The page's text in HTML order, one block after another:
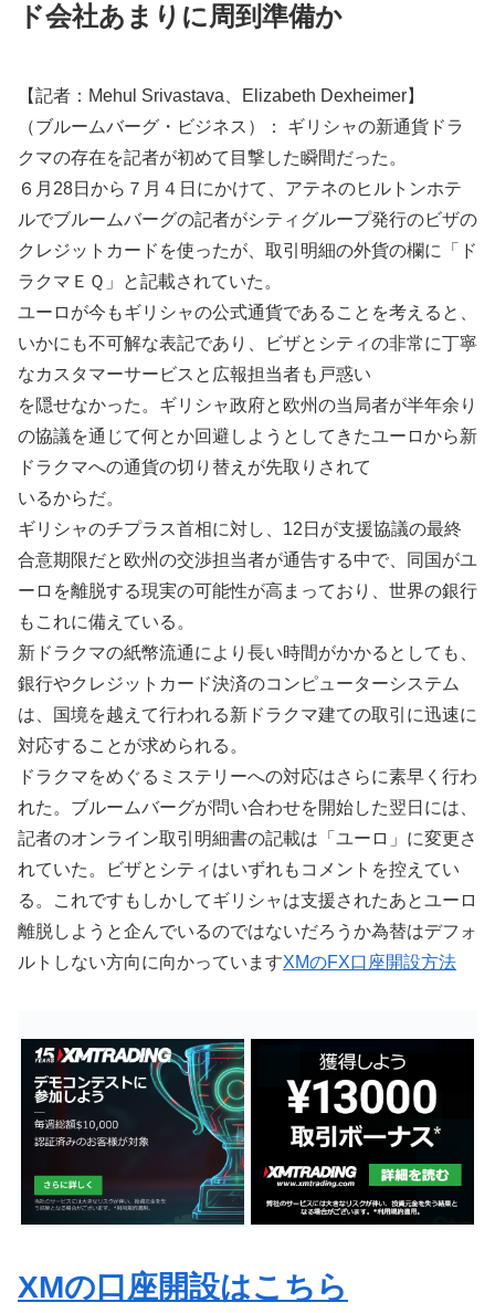
ド会社あまりに周到準備か
【記者：Mehul Srivastava、Elizabeth Dexheimer】
（ブルームバーグ・ビジネス）： ギリシャの新通貨ドラ
クマの存在を記者が初めて目撃した瞬間だった。
６月28日から７月４日にかけて、アテネのヒルトンホテ
ルでブルームバーグの記者がシティグループ発行のビザの
クレジットカードを使ったが、取引明細の外貨の欄に「ド
ラクマＥＱ」と記載されていた。
ユーロが今もギリシャの公式通貨であることを考えると、
いかにも不可解な表記であり、ビザとシティの非常に丁寧
なカスタマーサービスと広報担当者も戸惑い
を隠せなかった。ギリシャ政府と欧州の当局者が半年余り
の協議を通じて何とか回避しようとしてきたユーロから新
ドラクマへの通貨の切り替えが先取りされて
いるからだ。
ギリシャのチプラス首相に対し、12日が支援協議の最終
合意期限だと欧州の交渉担当者が通告する中で、同国がユ
ーロを離脱する現実の可能性が高まっており、世界の銀行
もこれに備えている。
新ドラクマの紙幣流通により長い時間がかかるとしても、
銀行やクレジットカード決済のコンピューターシステム
は、国境を越えて行われる新ドラクマ建ての取引に迅速に
対応することが求められる。
ドラクマをめぐるミステリーへの対応はさらに素早く行わ
れた。ブルームバーグが問い合わせを開始した翌日には、
記者のオンライン取引明細書の記載は「ユーロ」に変更さ
れていた。ビザとシティはいずれもコメントを控えてい
る。これですもしかしてギリシャは支援されたあとユーロ
離脱しようと企んでいるのではないだろうか為替はデフォ
ルトしない方向に向かっていますXMのFX口座開設方法
XMの口座開設はこちら